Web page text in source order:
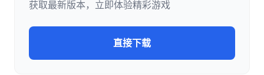
获取最新版本，立即体验精彩游戏
直接下载